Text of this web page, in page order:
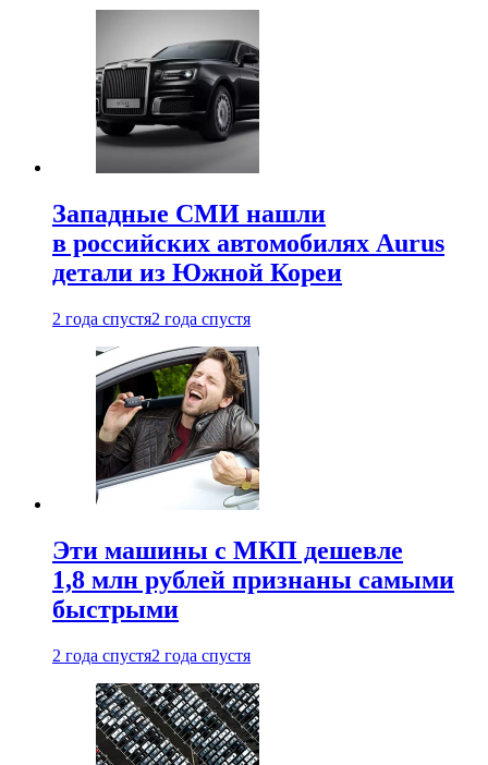
Западные СМИ нашли
в российских автомобилях Aurus
детали из Южной Кореи
2 года спустя2 года спустя
Эти машины с МКП дешевле
1,8 млн рублей признаны самыми
быстрыми
2 года спустя2 года спустя